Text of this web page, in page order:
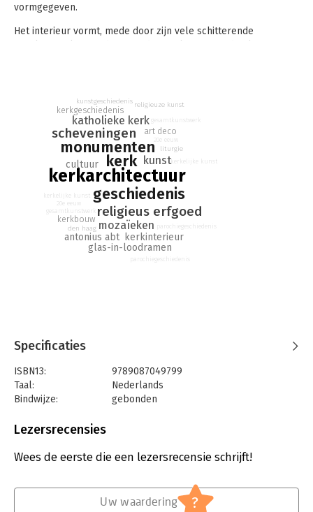
vormgegeven.
Het interieur vormt, mede door zijn vele schitterende
ontstaansgeschiedenis van de kerk, de binding met
Scheveningen, de kunsthistorische waarde en de
onderliggende symboliek van het interieur.
kerkarchitectuur
kerk
geschiedenis
monumenten
religieus erfgoed
scheveningen
mozaïeken
katholieke kerk
kunst
kerkinterieur
cultuur
glas-in-loodramen
antonius abt
kerkgeschiedenis
art deco
kerkbouw
liturgie
kunstgeschiedenis religieuze kunst
den haag
gesamtkunstwerk
20e eeuw
kerkelijke kunst
parochiegeschiedenis
gesamtkunstwerk
20e eeuw
kerkelijke kunst
parochiegeschiedenis
Specificaties
ISBN13:
9789087049799
Taal:
Nederlands
Bindwijze:
gebonden
Uitgever:
Verschijningsdatum:
21-6-2022
Lezersrecensies
Wees de eerste die een lezersrecensie schrijft!
Uw waardering ?